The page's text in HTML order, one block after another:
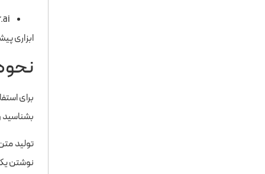
ابزاری
برای
بشناسید
تولید
نوشتن یک